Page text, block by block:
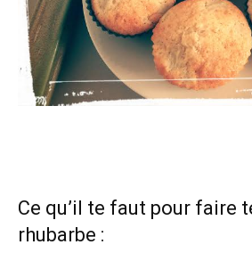
Ce qu’il te faut pour faire
rhubarbe :